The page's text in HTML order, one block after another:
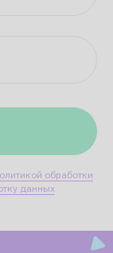
обработки
данных